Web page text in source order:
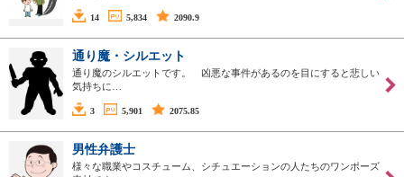
14 5,834 2090.9
通り魔・シルエット
通り魔のシルエットです。 凶悪な事件があるのを目にすると悲しい
気持ちに…
3 5,901 2075.85
男性弁護士
様々な職業やコスチューム、シチュエーションの人たちのワンポーズ